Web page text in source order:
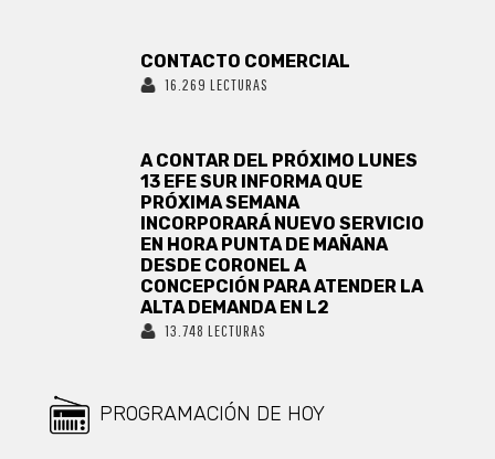
CONTACTO COMERCIAL
16.269 LECTURAS
A CONTAR DEL PRÓXIMO LUNES
13 EFE SUR INFORMA QUE
PRÓXIMA SEMANA
INCORPORARÁ NUEVO SERVICIO
EN HORA PUNTA DE MAÑANA
DESDE CORONEL A
CONCEPCIÓN PARA ATENDER LA
ALTA DEMANDA EN L2
13.748 LECTURAS
PROGRAMACIÓN DE HOY